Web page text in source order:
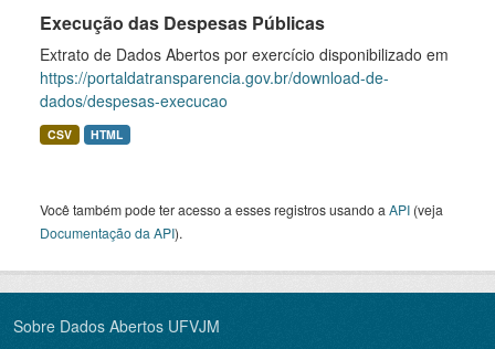
Execução das Despesas Públicas
Extrato de Dados Abertos por exercício disponibilizado em
https://portaldatransparencia.gov.br/download-de-
dados/despesas-execucao
CSV HTML
Você também pode ter acesso a esses registros usando a API (veja
Documentação da API).
Sobre Dados Abertos UFVJM